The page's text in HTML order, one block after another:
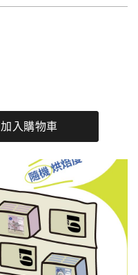
加入購物車